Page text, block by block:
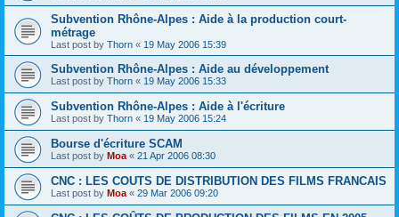
Subvention Rhône-Alpes : Aide à la production court-
métrage
Last post by Thorn « 19 May 2006 15:39
Subvention Rhône-Alpes : Aide au développement
Last post by Thorn « 19 May 2006 15:33
Subvention Rhône-Alpes : Aide à l'écriture
Last post by Thorn « 19 May 2006 15:24
Bourse d'écriture SCAM
Last post by Moa « 21 Apr 2006 08:30
CNC : LES COUTS DE DISTRIBUTION DES FILMS FRANCAIS
Last post by Moa « 29 Mar 2006 09:20